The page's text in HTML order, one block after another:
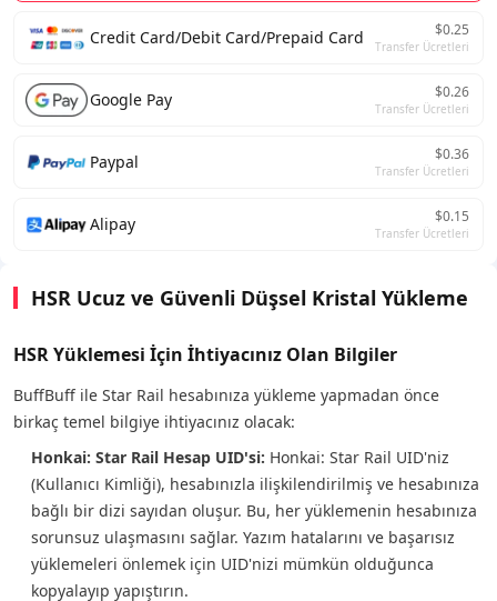
Credit Card/Debit Card/Prepaid Card $0.25
Transfer Ücretleri
Google Pay $0.26
Transfer Ücretleri
Paypal $0.36
Transfer Ücretleri
Alipay $0.15
Transfer Ücretleri
HSR Ucuz ve Güvenli Düşsel Kristal Yükleme
HSR Yüklemesi İçin İhtiyacınız Olan Bilgiler
BuffBuff ile Star Rail hesabınıza yükleme yapmadan önce
birkaç temel bilgiye ihtiyacınız olacak:
Honkai: Star Rail Hesap UID'si: Honkai: Star Rail UID'niz
(Kullanıcı Kimliği), hesabınızla ilişkilendirilmiş ve hesabınıza
bağlı bir dizi sayıdan oluşur. Bu, her yüklemenin hesabınıza
sorunsuz ulaşmasını sağlar. Yazım hatalarını ve başarısız
yüklemeleri önlemek için UID'nizi mümkün olduğunca
kopyalayıp yapıştırın.